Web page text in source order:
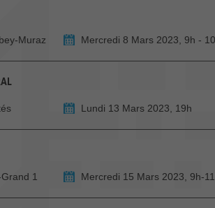
Muraz Mercredi 8 Mars 2023, 9h -
Lundi 13 Mars 2023, 19h
1 Mercredi 15 Mars 2023, 9h-